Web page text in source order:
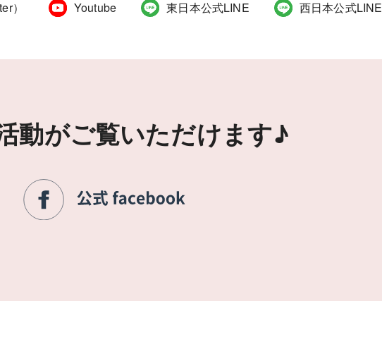
） Youtube 東日本公式LINE 西日本公式LINE
動がご覧いただけます♪